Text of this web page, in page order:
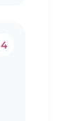
4